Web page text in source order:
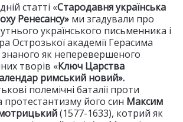
статті «Стародавня українська
Ренесансу» ми згадували про
українського письменника і
Острозької академії Герасима
як неперевершеного
творів «Ключ Царства
римський новий».
полемічні баталії проти
протестантизму його син Максим
(1577-1633), котрий як